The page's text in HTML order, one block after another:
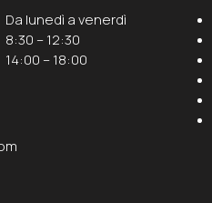
Da lunedì a venerdì
8:30 – 12:30
14:00 – 18:00